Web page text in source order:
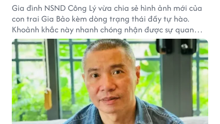
Gia đình NSND Công Lý vừa chia sẻ hình ảnh mới của
con trai Gia Bảo kèm dòng trạng thái đầy tự hào.
Khoảnh khắc này nhanh chóng nhận được sự quan
tâm từ đông đảo khán giả.